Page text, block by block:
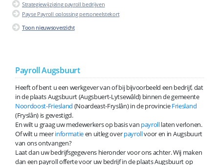
Strategiewijziging payroll bedrijven
Payse Payroll oplossing personeelstekort
Toon nieuwsoverzicht
Payroll Augsbuurt
Heeft of bent u een werkgever van of bij bijvoorbeeld een bedrijf, dat
in de plaats Augsbuurt (Augsbuert-Lytsewâld) binnen de gemeente
Noordoost-Friesland (Noardeast-Fryslân) in de provincieFriesland
(Fryslân) is gevestigd.
En wilt u graag uw medewerkers op basis van payrolllaten verlonen.
Of wilt u meerinformatieen uitleg overpayrollvoor en in Augsbuurt
van ons ontvangen?
Laat dan uw bedrijfsgegevens hieronder voor ons achter. Wij maken
dan een payroll offerte voor uw bedrijf in de plaats Augsbuurt op